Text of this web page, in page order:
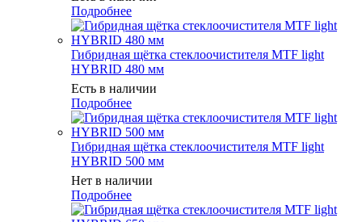
Подробнее
Гибридная щётка стеклоочистителя MTF light
HYBRID 480 мм
Есть в наличии
Подробнее
Гибридная щётка стеклоочистителя MTF light
HYBRID 500 мм
Нет в наличии
Подробнее